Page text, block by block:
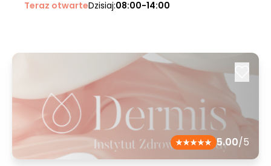
Teraz otwarteDzisiaj:08:00-14:00
5.00/5